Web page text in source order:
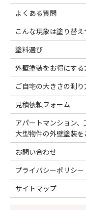
よくある質問
こんな現象は塗り替え
塗料選び
外壁塗装をお得にする
ご自宅の大きさの測り
見積依頼フォーム
アパートマンション、
大型物件の外壁塗装を
お問い合わせ
プライバシーポリシー
サイトマップ